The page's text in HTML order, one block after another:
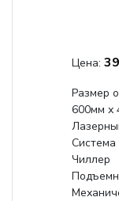
Цена:
Размер
600мм х
Чиллер